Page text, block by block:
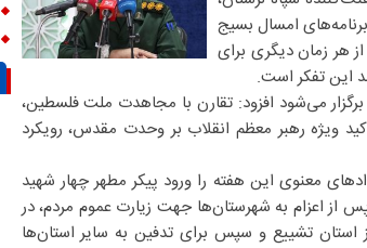
امسال بسیج
هر زمان دیگری برای
این تفکر است.
می‌شود افزود: تقارن با مجاهدت ملت فلسطین،
ویژه رهبر معظم انقلاب بر وحدت مقدس، رویکرد
معنوی این هفته را ورود پیکر مطهر چهار شهید
از اعزام به شهرستان‌ها جهت زیارت عموم مردم، در
تشییع و سپس برای تدفین به سایر استان‌ها